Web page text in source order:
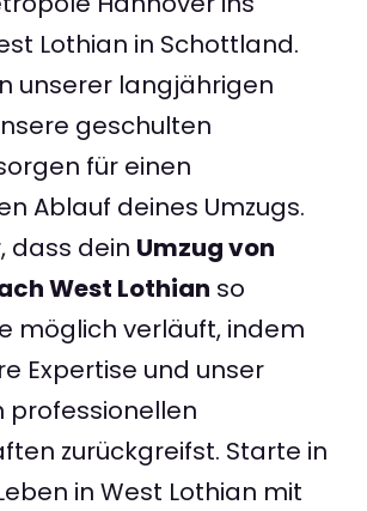
Lothian in Schottland.
unserer langjährigen
geschulten
für einen
Ablauf deines Umzugs.
dass dein Umzug von
West Lothian so
möglich verläuft, indem
Expertise und unser
professionellen
zurückgreifst. Starte in
in West Lothian mit